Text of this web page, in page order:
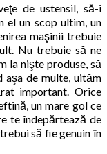
de ustensil, să-i
el un scop ultim, un
maşinii trebuie
Nu trebuie să ne
la nişte produse, să
aşa de multe, uităm
important. Orice
un mare gol ce
te îndepărtează de
să fie genuin în